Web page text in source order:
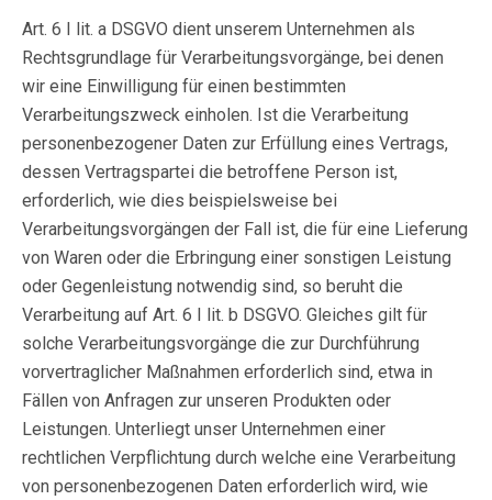
Art. 6 I lit. a DSGVO dient unserem Unternehmen als
Rechtsgrundlage für Verarbeitungsvorgänge, bei denen
wir eine Einwilligung für einen bestimmten
Verarbeitungszweck einholen. Ist die Verarbeitung
personenbezogener Daten zur Erfüllung eines Vertrags,
dessen Vertragspartei die betroffene Person ist,
erforderlich, wie dies beispielsweise bei
Verarbeitungsvorgängen der Fall ist, die für eine Lieferung
von Waren oder die Erbringung einer sonstigen Leistung
oder Gegenleistung notwendig sind, so beruht die
Verarbeitung auf Art. 6 I lit. b DSGVO. Gleiches gilt für
solche Verarbeitungsvorgänge die zur Durchführung
vorvertraglicher Maßnahmen erforderlich sind, etwa in
Fällen von Anfragen zur unseren Produkten oder
Leistungen. Unterliegt unser Unternehmen einer
rechtlichen Verpflichtung durch welche eine Verarbeitung
von personenbezogenen Daten erforderlich wird, wie